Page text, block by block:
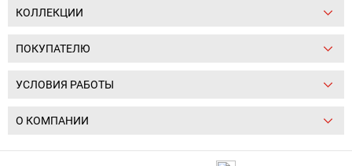
КОЛЛЕКЦИИ
ПОКУПАТЕЛЮ
УСЛОВИЯ РАБОТЫ
О КОМПАНИИ